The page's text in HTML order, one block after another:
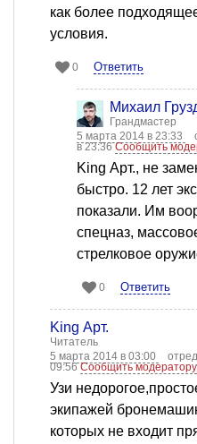
как более
условия.
0 Ответить
Михаил
Грандмастер
5 марта 2014 в 23:33
в 23:36Сообщить
King Арт., не
быстро. 12 лет
показали. Им
спецназ,
стрелковое
0 Ответить
King Арт.
Читатель
5 марта 2014 в 03:00
09:56Сообщить модератору
Узи
экипажей
которых не входит